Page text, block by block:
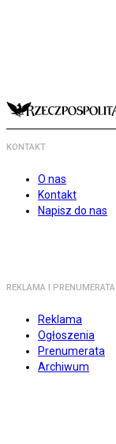
KONTAKT
O nas
Kontakt
Napisz do nas
REKLAMA I PRENUMERATA
Reklama
Ogłoszenia
Prenumerata
Archiwum